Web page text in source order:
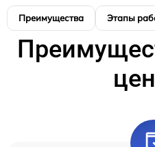
Преимущества Этапы